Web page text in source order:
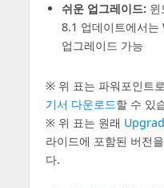
쉬운 업그레이드:윈
8.1 업데이트에서
업그레이드 가능
※ 위 표는 파워포인트
기서 다운로드할 수 있
※ 위 표는 원래
라이드에 포함된 버전을
다.